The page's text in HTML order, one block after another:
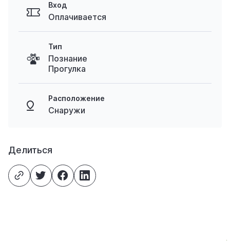
Вход
Оплачивается
Тип
Познание
Прогулка
Расположение
Снаружи
Делиться